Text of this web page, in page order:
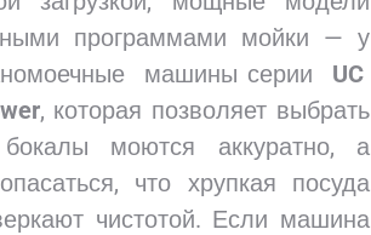
программами мойки — у
машины серии UC
, которая позволяет выбрать
бокалы моются аккуратно, а
что хрупкая посуда
чистотой. Если машина